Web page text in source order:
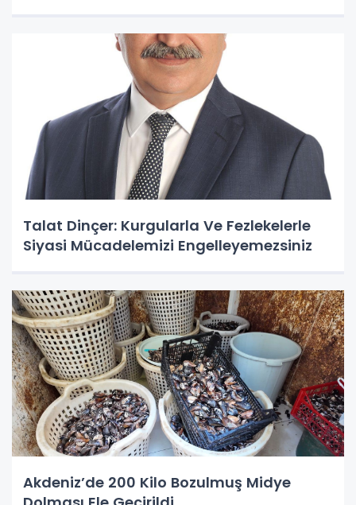
Talat Dinçer: Kurgularla Ve Fezlekelerle
Siyasi Mücadelemizi Engelleyemezsiniz
Akdeniz’de 200 Kilo Bozulmuş Midye